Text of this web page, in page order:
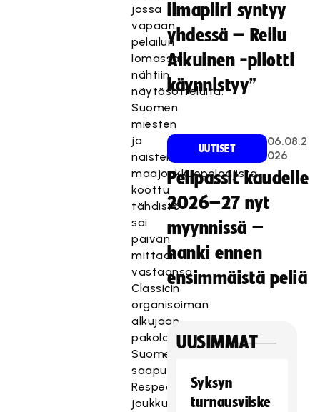
jossa
vapaan
pelailun
lomassa
nähtiin
näytösotteluita.
Suomen
miesten
ja
naisten
maajoukkuepelaajista
koottu
tähdistö
sai
päivän
mittaan
vastaansa
Classicin
organisoiman
alkujaan
pakolaisina
Suomeen
saapuneiden
Respect-
joukkueen,
ilmapiiri syntyy
yhdessä – Reilu
Aikuinen -pilotti
käynnistyy”
UUTISET
06.08.2
026
Pelipassit kaudelle
2026–27 nyt
myynnissä –
hanki ennen
ensimmäistä peliä
UUSIMMAT
Syksyn
turnausvilske